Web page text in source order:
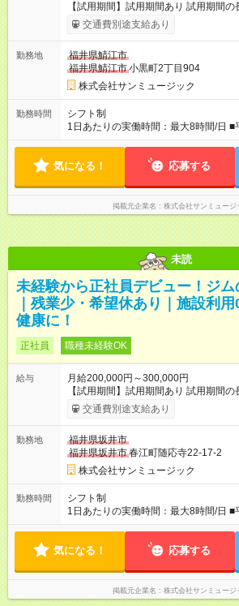
【試用期間】試用期間あり 試用期間
給与は本採用時と同じです。
交通費別途支給あり
勤務地
福井県鯖江市
福井県鯖江市小黒町2丁目904
株式会社サンミュージック
勤務時間
シフト制
1日あたりの実働時間：最大8時間/日
土日祝／10：00～19：00
気になる！ 応募する
掲載元企業名 株式会社サンミュージ
未読
未経験から正社員デビュー！ジ
｜残業少・希望休あり｜施設利
健康に！
正社員 職種未経験OK
給与
月給200,000円～300,000円
【試用期間】試用期間あり 試用期間
給与は本採用時と同じです。
交通費別途支給あり
勤務地
福井県坂井市
福井県坂井市春江町随応寺22-17-2
株式会社サンミュージック
勤務時間
シフト制
1日あたりの実働時間：最大8時間/日
土日祝／10：00～19：00
気になる！ 応募する
掲載元企業名 株式会社サンミュージ